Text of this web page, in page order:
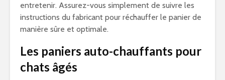
entretenir. Assurez-vous simplement de suivre les
instructions du fabricant pour réchauffer le panier de
manière sûre et optimale.
Les paniers auto-chauffants pour
chats âgés